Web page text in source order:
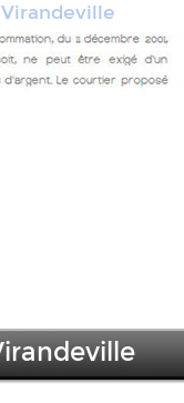
Virandeville